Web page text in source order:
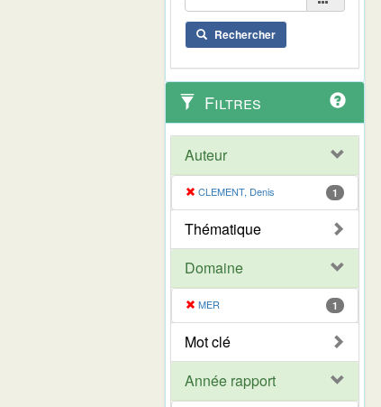
Rechercher
Filtres
Auteur
CLEMENT, Denis 1
Thématique
Domaine
MER 1
Mot clé
Année rapport